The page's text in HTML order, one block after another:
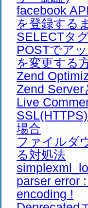
facebook
を登録する
SELECTタ
POSTでア
を変更する
Zend
Zend Server
Live
場合
ファイルダ
る対処法
parser error
encoding !